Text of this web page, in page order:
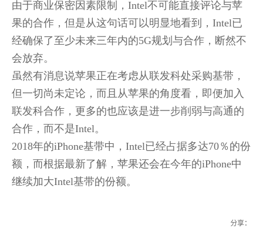
由于商业保密因素限制，Intel不可能直接评论与苹
果的合作，但是从这句话可以明显地看到，Intel已
经确保了至少未来三年内的5G规划与合作，断然不
会放弃。
虽然有消息说苹果正在考虑从联发科处采购基带，
但一切尚未定论，而且从苹果的角度看，即便加入
联发科合作，更多的也应该是进一步削弱与高通的
合作，而不是Intel。
2018年的iPhone基带中，Intel已经占据多达70％的份
额，而根据最新了解，苹果还会在今年的iPhone中
继续加大Intel基带的份额。
分享：